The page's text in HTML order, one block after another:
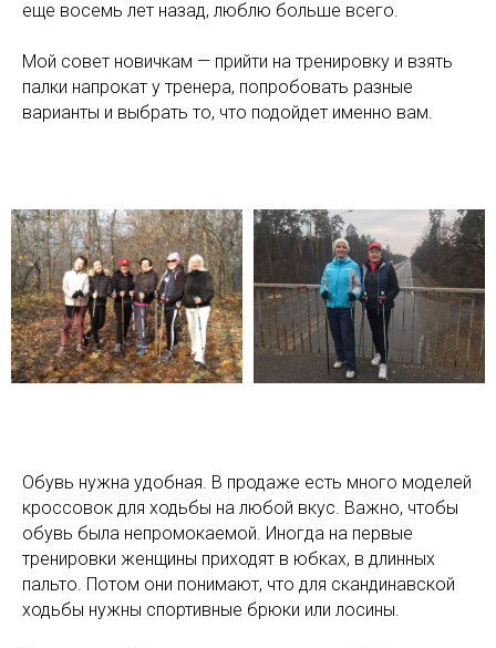
еще восемь лет назад, люблю больше всего.
Мой совет новичкам — прийти на тренировку и взять
палки напрокат у тренера, попробовать разные
варианты и выбрать то, что подойдет именно вам.
Обувь нужна удобная. В продаже есть много моделей
кроссовок для ходьбы на любой вкус. Важно, чтобы
обувь была непромокаемой. Иногда на первые
тренировки женщины приходят в юбках, в длинных
пальто. Потом они понимают, что для скандинавской
ходьбы нужны спортивные брюки или лосины.